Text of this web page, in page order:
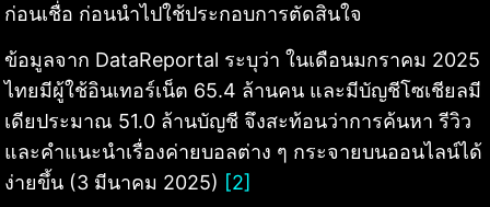
ก่อนเชื่อ ก่อนนำไปใช้ประกอบการตัดสินใจ
ข้อมูลจาก DataReportal ระบุว่า ในเดือนมกราคม 2025
ไทยมีผู้ใช้อินเทอร์เน็ต 65.4 ล้านคน และมีบัญชีโซเชียลมี
เดียประมาณ 51.0 ล้านบัญชี จึงสะท้อนว่าการค้นหา รีวิว
และคำแนะนำเรื่องค่ายบอลต่าง ๆ กระจายบนออนไลน์ได้
ง่ายขึ้น (3 มีนาคม 2025) [2]